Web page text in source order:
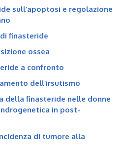
sull’apoptosi e regolazione
finasteride
ossea
a confronto
dell’irsutismo
della finasteride nelle donne
in post-
di tumore alla